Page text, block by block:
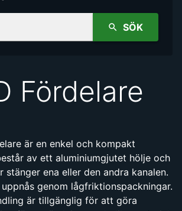
SÖK
Fördelare
är en enkel och kompakt
av ett aluminiumgjutet hölje och
ena eller den andra kanalen.
genom lågfriktionspackningar.
är tillgänglig för att göra